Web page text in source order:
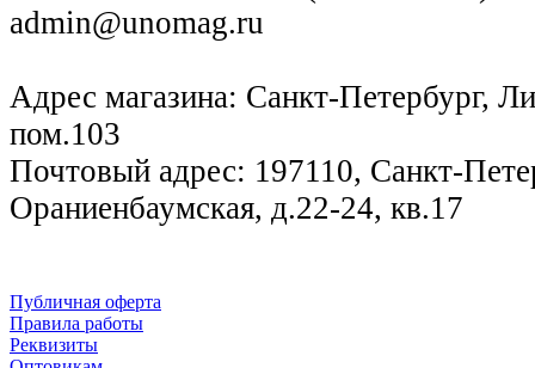
admin@unomag.ru
Адрес магазина: Санкт-Петербург,
пом.103
Почтовый адрес: 197110, Санкт-
Ораниенбаумская, д.22-24, кв.17
Публичная оферта
Правила работы
Реквизиты